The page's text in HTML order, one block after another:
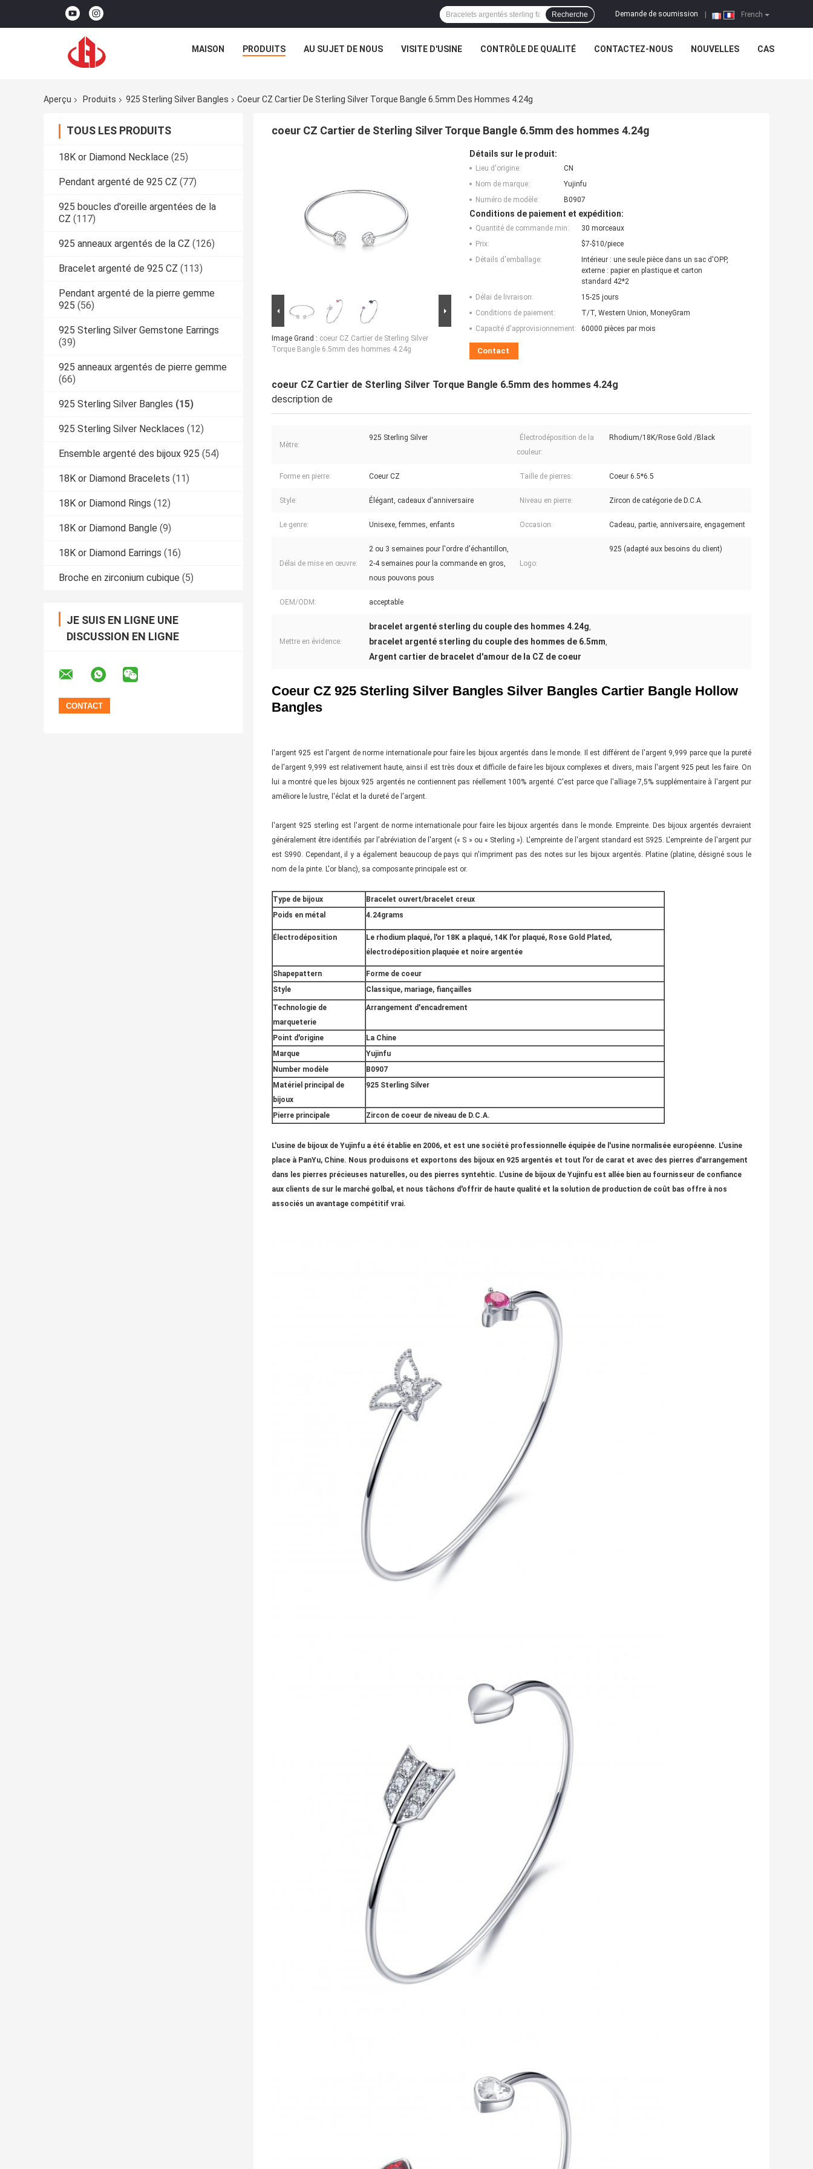
French
Demande de soumission
Recherche
MAISON PRODUITS AU SUJET DE NOUS VISITE D'USINE CONTRÔLE DE QUALITÉ CONTACTEZ-NOUS NOUVELLES CAS
Aperçu Produits 925 Sterling Silver Bangles Coeur CZ Cartier De Sterling Silver Torque Bangle 6.5mm Des Hommes 4.24g
TOUS LES PRODUITS
18K or Diamond Necklace (25)
Pendant argenté de 925 CZ (77)
925 boucles d'oreille argentées de la
CZ (117)
925 anneaux argentés de la CZ (126)
Bracelet argenté de 925 CZ (113)
Pendant argenté de la pierre gemme
925 (56)
925 Sterling Silver Gemstone Earrings
(39)
925 anneaux argentés de pierre gemme
(66)
925 Sterling Silver Bangles (15)
925 Sterling Silver Necklaces (12)
Ensemble argenté des bijoux 925 (54)
18K or Diamond Bracelets (11)
18K or Diamond Rings (12)
18K or Diamond Bangle (9)
18K or Diamond Earrings (16)
Broche en zirconium cubique (5)
JE SUIS EN LIGNE UNE
DISCUSSION EN LIGNE
coeur CZ Cartier de Sterling Silver Torque Bangle 6.5mm des hommes 4.24g
Image Grand : coeur CZ Cartier de Sterling Silver
Torque Bangle 6.5mm des hommes 4.24g
Détails sur le produit:
Lieu d'origine:
CN
Nom de marque:
Yujinfu
Numéro de modèle:
B0907
Conditions de paiement et expédition:
Quantité de commande min:
30 morceaux
Prix:
$7-$10/piece
Détails d'emballage:
Intérieur : une seule pièce dans un sac d'OPP,
externe : papier en plastique et carton
standard 42*2
Délai de livraison:
15-25 jours
Conditions de paiement:
T/T, Western Union, MoneyGram
Capacité d'approvisionnement:
60000 pièces par mois
Contact
coeur CZ Cartier de Sterling Silver Torque Bangle 6.5mm des hommes 4.24g
description de
Mètre:
925 Sterling Silver
Électrodéposition de la
couleur:
Rhodium/18K/Rose Gold /Black
Forme en pierre: Coeur CZ Taille de pierres: Coeur 6.5*6.5
Style: Élégant, cadeaux d'anniversaire Niveau en pierre: Zircon de catégorie de D.C.A.
Le genre: Unisexe, femmes, enfants Occasion: Cadeau, partie, anniversaire, engagement
Délai de mise en œuvre:
2 ou 3 semaines pour l'ordre d'échantillon,
2-4 semaines pour la commande en gros,
nous pouvons pous
Logo:
925 (adapté aux besoins du client)
OEM/ODM: acceptable
Mettre en évidence:
bracelet argenté sterling du couple des hommes 4.24g,
bracelet argenté sterling du couple des hommes de 6.5mm,
Argent cartier de bracelet d'amour de la CZ de coeur
Coeur CZ 925 Sterling Silver Bangles Silver Bangles Cartier Bangle Hollow
Bangles
l'argent 925 est l'argent de norme internationale pour faire les bijoux argentés dans le monde. Il est différent de l'argent 9,999 parce que la pureté
de l'argent 9,999 est relativement haute, ainsi il est très doux et difficile de faire les bijoux complexes et divers, mais l'argent 925 peut les faire. On
lui a montré que les bijoux 925 argentés ne contiennent pas réellement 100% argenté. C'est parce que l'alliage 7,5% supplémentaire à l'argent pur
améliore le lustre, l'éclat et la dureté de l'argent.
l'argent 925 sterling est l'argent de norme internationale pour faire les bijoux argentés dans le monde. Empreinte. Des bijoux argentés devraient
généralement être identifiés par l'abréviation de l'argent (« S » ou « Sterling »). L'empreinte de l'argent standard est S925. L'empreinte de l'argent pur
est S990. Cependant, il y a également beaucoup de pays qui n'impriment pas des notes sur les bijoux argentés. Platine (platine, désigné sous le
nom de la pinte. L'or blanc), sa composante principale est or.
Type de bijoux
Bracelet ouvert/bracelet creux
Poids en métal
4.24grams
Électrodéposition
Le rhodium plaqué, l'or 18K a plaqué, 14K l'or plaqué, Rose Gold Plated,
électrodéposition plaquée et noire argentée
Shapepattern
Forme de coeur
Style
Classique, mariage, fiançailles
Technologie de
marqueterie
Arrangement d'encadrement
Point d'origine
La Chine
Marque
Yujinfu
Number modèle
B0907
Matériel principal de
bijoux
925 Sterling Silver
Pierre principale Zircon de coeur de niveau de D.C.A.
L'usine de bijoux de Yujinfu a été établie en 2006, et est une société professionnelle équipée de l'usine normalisée européenne. L'usine
place à PanYu, Chine. Nous produisons et exportons des bijoux en 925 argentés et tout l'or de carat et avec des pierres d'arrangement
dans les pierres précieuses naturelles, ou des pierres syntehtic. L'usine de bijoux de Yujinfu est allée bien au fournisseur de confiance
aux clients de sur le marché golbal, et nous tâchons d'offrir de haute qualité et la solution de production de coût bas offre à nos
associés un avantage compétitif vrai.